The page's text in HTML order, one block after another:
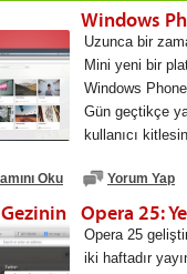
Oku
Uzunca bir
Mini yeni bir
Windows
Gün geçtikçe
kullanıcı
Yorum Yap
Opera 25
iki haftadır